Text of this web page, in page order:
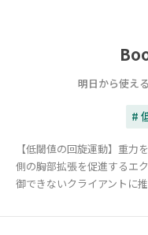
明日から使え
#
【低閾値の回旋運動】重力
側の胸部拡張を促進するエ
御できないクライアントに推